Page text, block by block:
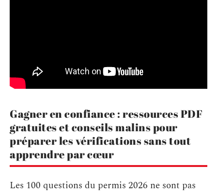
Gagner en confiance : ressources PDF
gratuites et conseils malins pour
préparer les vérifications sans tout
apprendre par cœur
Les 100 questions du permis 2026 ne sont pas